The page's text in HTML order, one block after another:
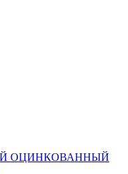
ОЦИНКОВАННЫЙ